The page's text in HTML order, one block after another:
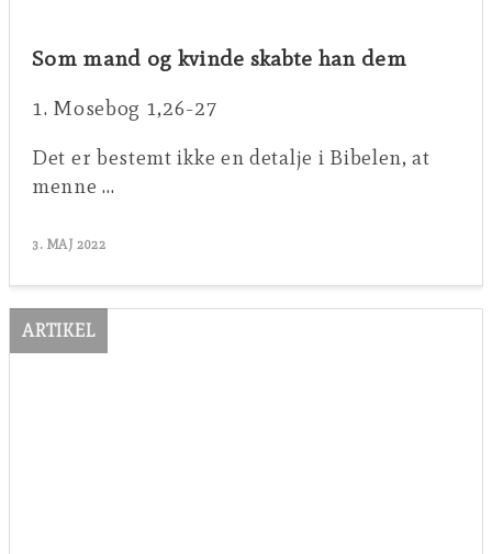
Som mand og kvinde skabte han dem
1. Mosebog 1,26-27
Det er bestemt ikke en detalje i Bibelen, at
menne …
3. MAJ 2022
ARTIKEL